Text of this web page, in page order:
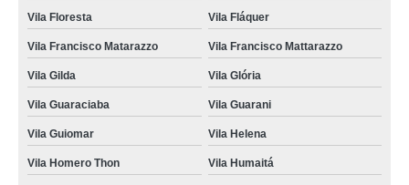
Vila Floresta Vila Fláquer
Vila Francisco Matarazzo Vila Francisco Mattarazzo
Vila Gilda Vila Glória
Vila Guaraciaba Vila Guarani
Vila Guiomar Vila Helena
Vila Homero Thon Vila Humaitá